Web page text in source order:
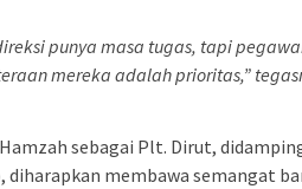
punya masa tugas, tapi
mereka adalah prioritas,”
sebagai Plt. Dirut,
diharapkan membawa semangat